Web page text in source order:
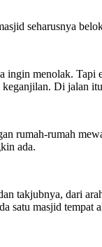
seharusnya
ingin menolak. Tapi
Di jalan
rumah-rumah
ada.
takjubnya, dari
satu masjid tempat